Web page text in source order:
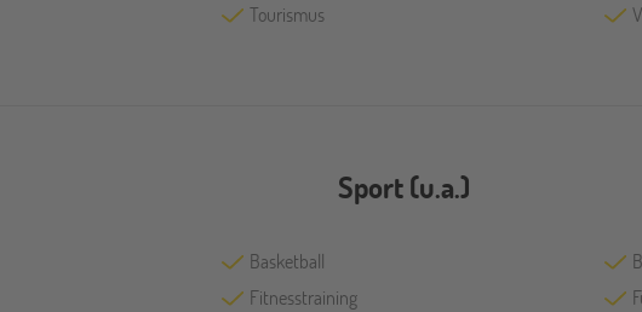
Tourismus
Sport (u.a.)
Basketball
Fitnesstraining